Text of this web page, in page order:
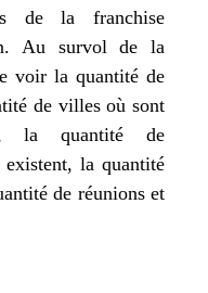
de la franchise
Au survol de la
voir la quantité de
de villes où sont
la quantité de
la quantité
de réunions et